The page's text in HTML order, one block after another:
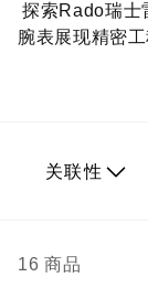
探索Rado瑞士
腕表展现精密
关联性
16 商品